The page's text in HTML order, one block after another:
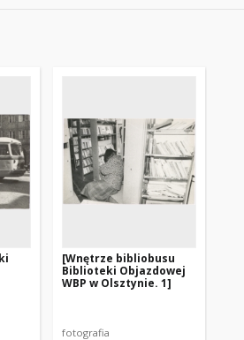
[Wnętrze bibliobusu
Biblioteki Objazdowej
WBP w Olsztynie. 1]
fotografia